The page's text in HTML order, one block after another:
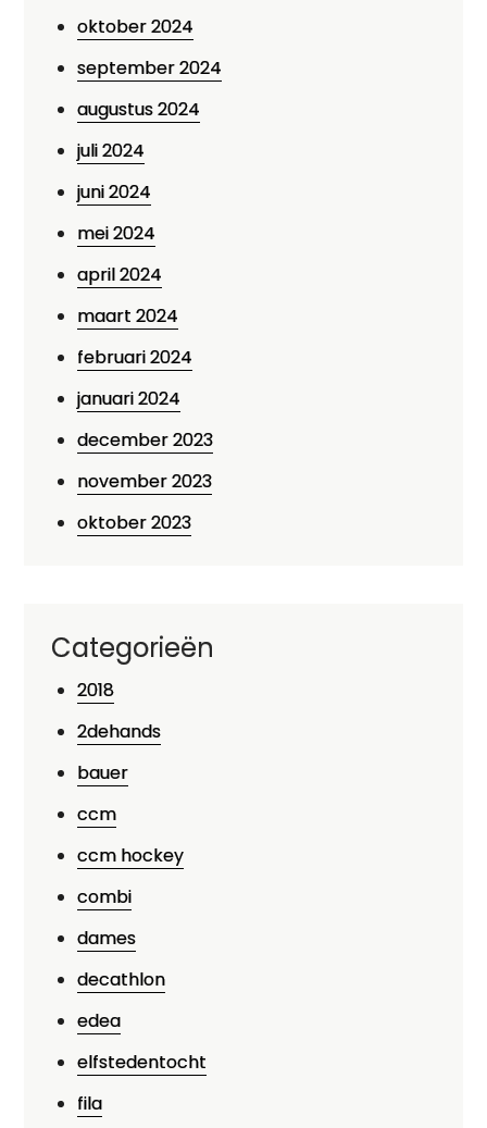
oktober 2024
september 2024
augustus 2024
juli 2024
juni 2024
mei 2024
april 2024
maart 2024
februari 2024
januari 2024
december 2023
november 2023
oktober 2023
Categorieën
2018
2dehands
bauer
ccm
ccm hockey
combi
dames
decathlon
edea
elfstedentocht
fila